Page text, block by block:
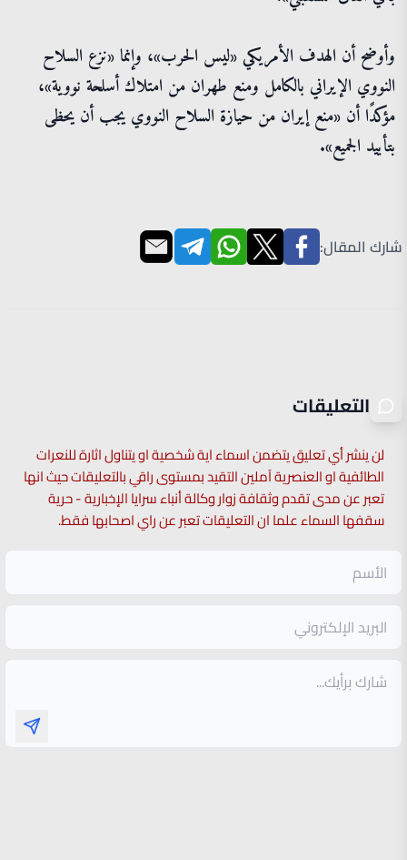
وأوضح أن الهدف الأمريكي «ليس الحرب»، وإنما «نزع السلاح
النووي الإيراني بالكامل ومنع طهران من امتلاك أسلحة نووية»،
مؤكدًا أن «منع إيران من حيازة السلاح النووي يجب أن يحظى
بتأييد الجميع».
شارك المقال:
التعليقات
لن ينشر أي تعليق يتضمن اسماء اية شخصية او يتناول اثارة للنعرات
الطائفية او العنصرية آملين التقيد بمستوى راقي بالتعليقات حيث انها
تعبر عن مدى تقدم وثقافة زوار وكالة أنباء سرايا الإخبارية - حرية
سقفها السماء علما ان التعليقات تعبر عن راي اصحابها فقط.